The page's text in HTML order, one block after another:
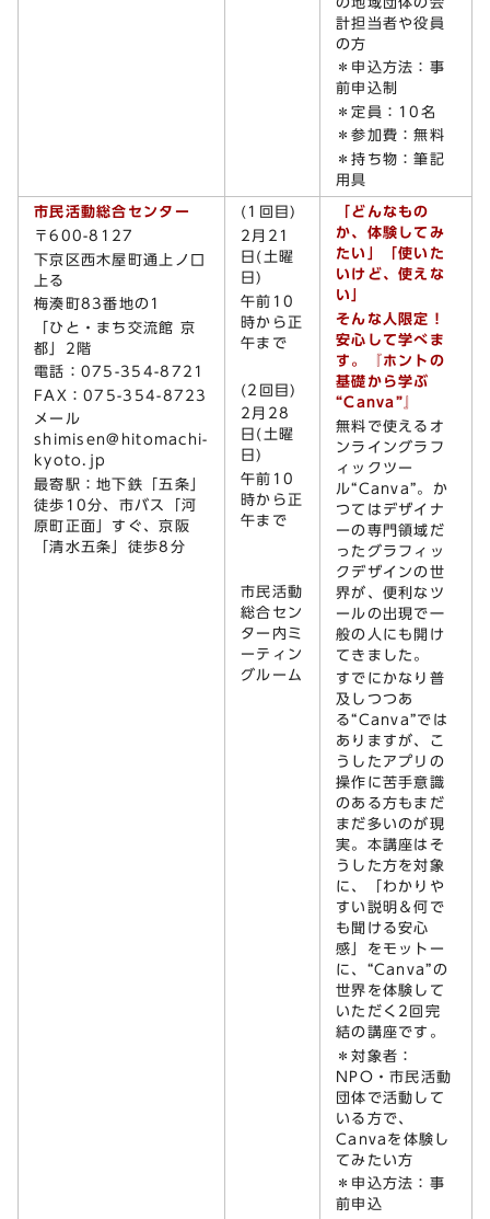
計担当者や役員
の方
＊申込方法：事
前申込制
＊定員：10名
＊参加費：無料
＊持ち物：筆記
用具
市民活動総合センター
〒600-8127
下京区西木屋町通上ノ口
上る
梅湊町83番地の1
「ひと・まち交流館 京
都」2階
電話：075-354-8721
FAX：075-354-8723
メール
shimisen@hitomachi-
kyoto.jp
最寄駅：地下鉄「五条」
徒歩10分、市バス「河
原町正面」すぐ、京阪
「清水五条」徒歩8分
(1回目)
2月21
日(土曜
日)
午前10
時から正
午まで
(2回目)
2月28
日(土曜
日)
午前10
時から正
午まで
市民活動
総合セン
ター内ミ
ーティン
グルーム
「どんなもの
か、体験してみ
たい」「使いた
いけど、使えな
い」
そんな人限定！
安心して学べま
す。『ホントの
基礎から学ぶ
“Canva”』
無料で使えるオ
ンライングラフ
ィックツー
ル“Canva”。か
つてはデザイナ
ーの専門領域だ
ったグラフィッ
クデザインの世
界が、便利なツ
ールの出現で一
般の人にも開け
てきました。
すでにかなり普
及しつつあ
る“Canva”では
ありますが、こ
うしたアプリの
操作に苦手意識
のある方もまだ
まだ多いのが現
実。本講座はそ
うした方を対象
に、「わかりや
すい説明＆何で
も聞ける安心
感」をモットー
に、“Canva”の
世界を体験して
いただく2回完
結の講座です。
＊対象者：
NPO・市民活動
団体で活動して
いる方で、
Canvaを体験し
てみたい方
＊申込方法：事
前申込